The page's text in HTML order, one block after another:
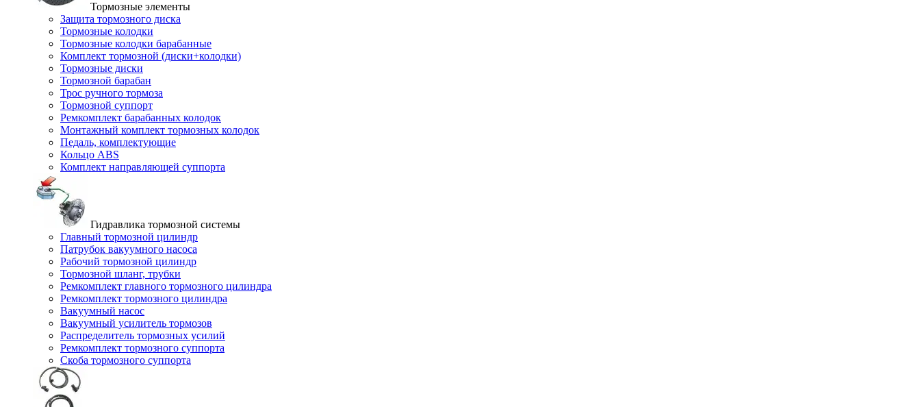
Тормозные элементы
Защита тормозного диска
Тормозные колодки
Тормозные колодки барабанные
Комплект тормозной (диски+колодки)
Тормозные диски
Тормозной барабан
Трос ручного тормоза
Тормозной суппорт
Ремкомплект барабанных колодок
Монтажный комплект тормозных колодок
Педаль, комплектующие
Кольцо ABS
Комплект направляющей суппорта
Гидравлика тормозной системы
Главный тормозной цилиндр
Патрубок вакуумного насоса
Рабочий тормозной цилиндр
Тормозной шланг, трубки
Ремкомплект главного тормозного цилиндра
Ремкомплект тормозного цилиндра
Вакуумный насос
Вакуумный усилитель тормозов
Распределитель тормозных усилий
Ремкомплект тормозного суппорта
Скоба тормозного суппорта